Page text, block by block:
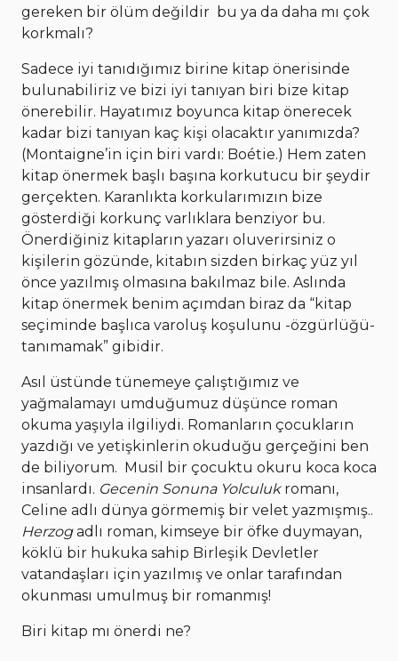
gereken bir ölüm değildir bu ya da daha mı çok
korkmalı?
Sadece iyi tanıdığımız birine kitap önerisinde
bulunabiliriz ve bizi iyi tanıyan biri bize kitap
önerebilir. Hayatımız boyunca kitap önerecek
kadar bizi tanıyan kaç kişi olacaktır yanımızda?
(Montaigne’in için biri vardı: Boétie.) Hem zaten
kitap önermek başlı başına korkutucu bir şeydir
gerçekten. Karanlıkta korkularımızın bize
gösterdiği korkunç varlıklara benziyor bu.
Önerdiğiniz kitapların yazarı oluverirsiniz o
kişilerin gözünde, kitabın sizden birkaç yüz yıl
önce yazılmış olmasına bakılmaz bile. Aslında
kitap önermek benim açımdan biraz da “kitap
seçiminde başlıca varoluş koşulunu -özgürlüğü-
tanımamak” gibidir.
Asıl üstünde tünemeye çalıştığımız ve
yağmalamayı umduğumuz düşünce roman
okuma yaşıyla ilgiliydi. Romanların çocukların
yazdığı ve yetişkinlerin okuduğu gerçeğini ben
de biliyorum. Musil bir çocuktu okuru koca koca
insanlardı. Gecenin Sonuna Yolculukromanı,
Celine adlı dünya görmemiş bir velet yazmışmış..
Herzogadlı roman, kimseye bir öfke duymayan,
köklü bir hukuka sahip Birleşik Devletler
vatandaşları için yazılmış ve onlar tarafından
okunması umulmuş bir romanmış!
Biri kitap mı önerdi ne?